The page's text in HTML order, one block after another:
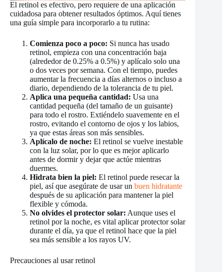
El retinol es efectivo, pero requiere de una aplicación
cuidadosa para obtener resultados óptimos. Aquí tienes
una guía simple para incorporarlo a tu rutina:
Comienza poco a poco: Si nunca has usado
retinol, empieza con una concentración baja
(alrededor de 0.25% a 0.5%) y aplícalo solo una
o dos veces por semana. Con el tiempo, puedes
aumentar la frecuencia a días alternos o incluso a
diario, dependiendo de la tolerancia de tu piel.
Aplica una pequeña cantidad: Usa una
cantidad pequeña (del tamaño de un guisante)
para todo el rostro. Extiéndelo suavemente en el
rostro, evitando el contorno de ojos y los labios,
ya que estas áreas son más sensibles.
Aplícalo de noche: El retinol se vuelve inestable
con la luz solar, por lo que es mejor aplicarlo
antes de dormir y dejar que actúe mientras
duermes.
Hidrata bien la piel: El retinol puede resecar la
piel, así que asegúrate de usar un buen hidratante
después de su aplicación para mantener la piel
flexible y cómoda.
No olvides el protector solar: Aunque uses el
retinol por la noche, es vital aplicar protector solar
durante el día, ya que el retinol hace que la piel
sea más sensible a los rayos UV.
Precauciones al usar retinol